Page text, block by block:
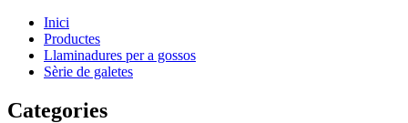
Inici
Productes
Llaminadures per a gossos
Sèrie de galetes
Categories